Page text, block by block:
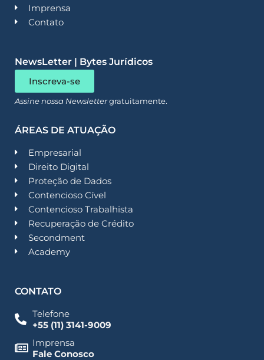
Imprensa
Contato
NewsLetter | Bytes Jurídicos
Inscreva-se
Assine nossa Newslettergratuitamente.
ÁREAS DE ATUAÇÃO
Empresarial
Direito Digital
Proteção de Dados
Contencioso Cível
Contencioso Trabalhista
Recuperação de Crédito
Secondment
Academy
CONTATO
Telefone
+55 (11) 3141-9009
Imprensa
Fale Conosco